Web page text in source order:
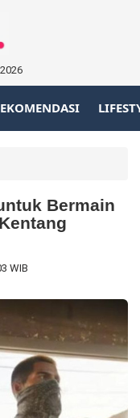
Bermain
WIB